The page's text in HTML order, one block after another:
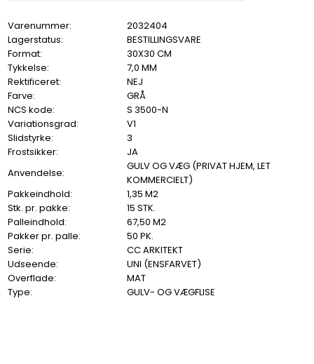
Varenummer:
2032404
Lagerstatus:
BESTILLINGSVARE
Format:
30X30 CM
Tykkelse:
7,0 MM
Rektificeret:
NEJ
Farve:
GRÅ
NCS kode:
S 3500-N
Variationsgrad:
V1
Slidstyrke:
3
Frostsikker:
JA
Anvendelse:
GULV OG VÆG (PRIVAT HJEM, LET
KOMMERCIELT)
Pakkeindhold:
1,35 M2
Stk. pr. pakke:
15 STK.
Palleindhold:
67,50 M2
Pakker pr. palle:
50 PK.
Serie:
CC ARKITEKT
Udseende:
UNI (ENSFARVET)
Overflade:
MAT
Type:
GULV- OG VÆGFLISE